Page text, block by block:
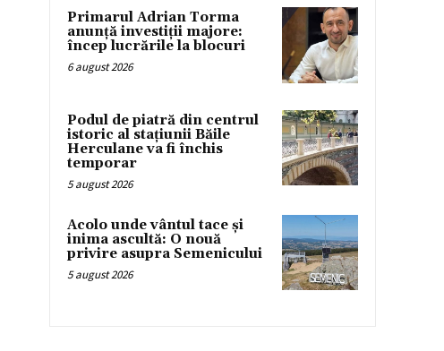
Primarul Adrian Torma
anunță investiții majore:
încep lucrările la blocuri
6 august 2026
Podul de piatră din centrul
istoric al stațiunii Băile
Herculane va fi închis
temporar
5 august 2026
Acolo unde vântul tace și
inima ascultă: O nouă
privire asupra Semenicului
5 august 2026